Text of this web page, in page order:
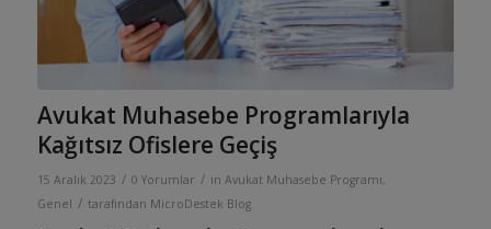
Avukat Muhasebe Programlarıyla
Kağıtsız Ofislere Geçiş
15 Aralık 2023 / 0 Yorumlar / in Avukat Muhasebe Programı,
Genel / tarafından MicroDestek Blog